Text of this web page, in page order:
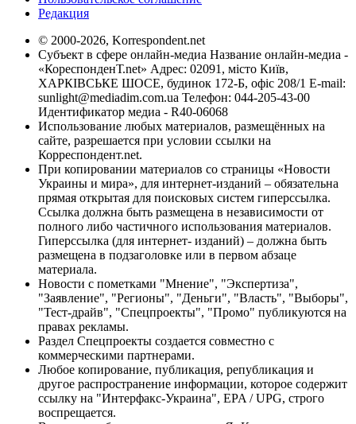
Редакция
© 2000-2026, Korrespondent.net
Субъект в сфере онлайн-медиа Название онлайн-медиа -
«КореспонденТ.net» Адрес: 02091, місто Київ,
ХАРКІВСЬКЕ ШОСЕ, будинок 172-Б, офіс 208/1 E-mail:
sunlight@mediadim.com.ua Телефон: 044-205-43-00
Идентификатор медиа - R40-06068
Использование любых материалов, размещённых на
сайте, разрешается при условии ссылки на
Корреспондент.net.
При копировании материалов со страницы «Новости
Украины и мира», для интернет-изданий – обязательна
прямая открытая для поисковых систем гиперссылка.
Ссылка должна быть размещена в независимости от
полного либо частичного использования материалов.
Гиперссылка (для интернет- изданий) – должна быть
размещена в подзаголовке или в первом абзаце
материала.
Новости с пометками "Мнение", "Экспертиза",
"Заявление", "Регионы", "Деньги", "Власть", "Выборы",
"Тест-драйв", "Спецпроекты", "Промо" публикуются на
правах рекламы.
Раздел Спецпроекты создается совместно с
коммерческими партнерами.
Любое копирование, публикация, републикация и
другое распространение информации, которое содержит
ссылку на "Интерфакс-Украина", EPA / UPG, строго
воспрещается.